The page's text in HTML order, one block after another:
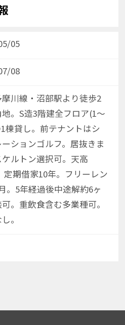
05
08
川線・沼部駅より徒歩2
。S造3階建全フロア(1〜
棟貸し。前テナントはシ
ションゴルフ。居抜きま
ルトン選択可。天高
定期借家10年。フリーレン
。5年経過後中途解約6ヶ
。重飲食含む多業種可。
。